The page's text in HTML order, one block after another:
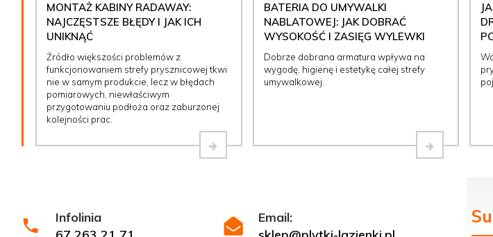
MONTAŻ KABINY RADAWAY:
NAJCZĘSTSZE BŁĘDY I JAK ICH
UNIKNĄĆ
Źródło większości problemów z
funkcjonowaniem strefy prysznicowej tkwi
nie w samym produkcie, lecz w błędach
pomiarowych, niewłaściwym
przygotowaniu podłoża oraz zaburzonej
kolejności prac.
BATERIA DO UMYWALKI
NABLATOWEJ: JAK DOBRAĆ
WYSOKOŚĆ I ZASIĘG WYLEWKI
Dobrze dobrana armatura wpływa na
wygodę, higienę i estetykę całej strefy
umywalkowej.
Infolinia
Email: